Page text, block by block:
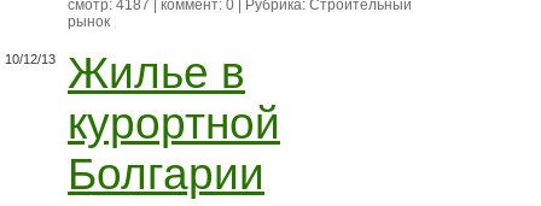
смотр: 4187 | коммент: 0 | Рубрика: Строительный
рынок
10/12/13
Жилье в
курортной
Болгарии